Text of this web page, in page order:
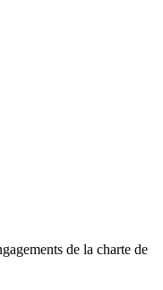
de la charte de